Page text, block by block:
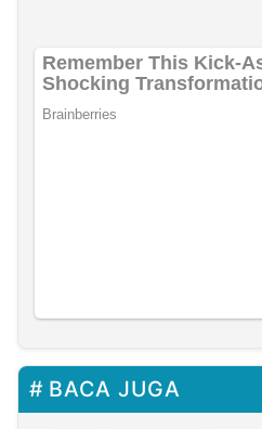
BACA JUGA